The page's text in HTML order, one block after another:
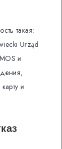
такая:
Urząd
и
и